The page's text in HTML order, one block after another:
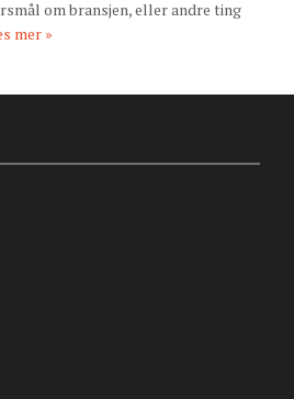
om bransjen, eller andre ting
mer »